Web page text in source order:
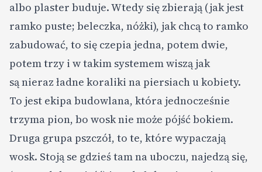
albo plaster buduje. Wtedy się zbierają (jak jest
ramko puste; beleczka, nóżki), jak chcą to ramko
zabudować, to się czepia jedna, potem dwie,
potem trzy i w takim systemem wiszą jak
są nieraz ładne koraliki na piersiach u kobiety.
To jest ekipa budowlana, która jednocześnie
trzyma pion, bo wosk nie może pójść bokiem.
Druga grupa pszczół, to te, które wypaczają
wosk. Stoją se gdzieś tam na uboczu, najedzą się,